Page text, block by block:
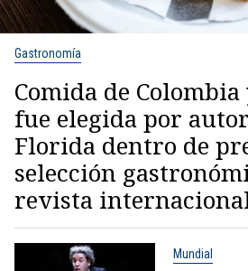
Gastronomía
Comida de
fue elegida por
Florida dentro de
selección
revista
Mundial